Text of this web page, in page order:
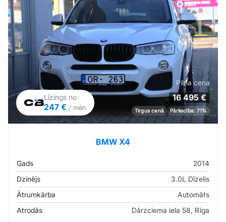
Līzings no
247 € / mēn
Pilna cena
16 495 €
Tirgus cenā Pārliecība: 71%
BMW X4
Gads
2014
Dzinējs
3.0L Dīzelis
Ātrumkārba
Automāts
Atrodās
Dārzciema iela 58, Rīga